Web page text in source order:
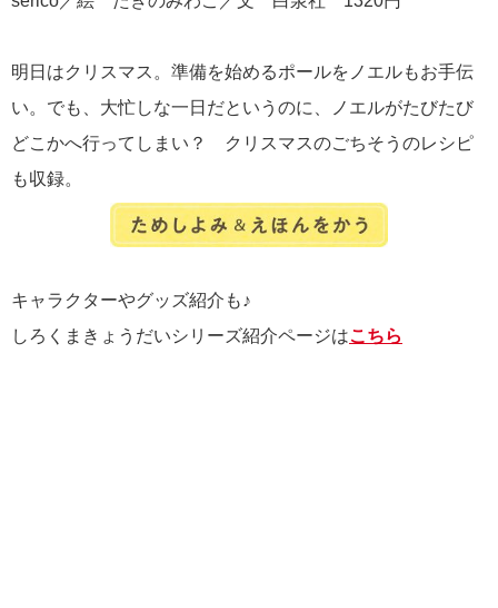
明日はクリスマス。準備を始めるポールをノエルもお手伝
い。でも、大忙しな一日だというのに、ノエルがたびたび
どこかへ行ってしまい？ クリスマスのごちそうのレシピ
も収録。
キャラクターやグッズ紹介も♪
しろくまきょうだいシリーズ紹介ページはこちら